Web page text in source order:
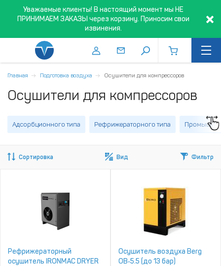
Уважаемые клиенты! В настоящий момент мы НЕ
ПРИНИМАЕМ ЗАКАЗЫ через корзину. Приносим свои
извинения.
Главная Подготовка воздуха Осушители для компрессоров
Осушители для компрессоров
Адсорбционного типа Рефрижераторного типа
Сортировка Вид Фильтр
Рефрижераторный
осушитель IRONMAC DRYER
Осушитель воздуха Berg
ОВ‑5.5 (до 13 бар)